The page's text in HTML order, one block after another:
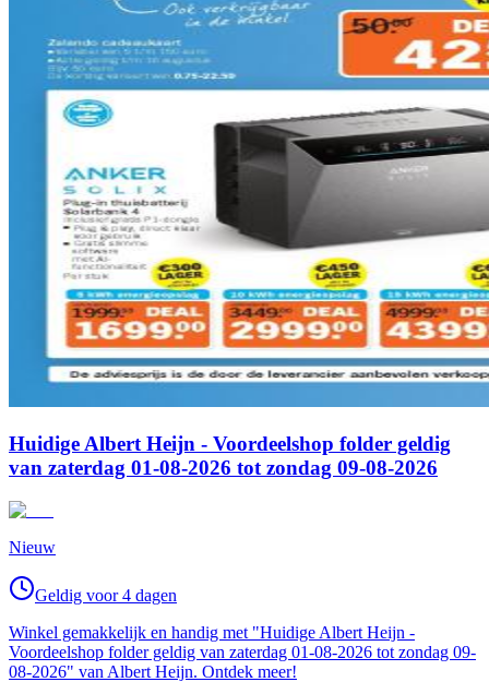
Huidige Albert Heijn - Voordeelshop folder geldig
van zaterdag 01-08-2026 tot zondag 09-08-2026
Nieuw
Geldig voor 4 dagen
Winkel gemakkelijk en handig met "Huidige Albert Heijn -
Voordeelshop folder geldig van zaterdag 01-08-2026 tot zondag 09-
08-2026" van Albert Heijn. Ontdek meer!